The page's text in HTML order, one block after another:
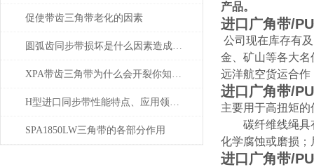
促使带齿三角带老化的因素
圆弧齿同步带损坏是什么因素造成的？
XPA带齿三角带为什么会开裂你知道吗？
H型进口同步带性能特点、应用领域和选用原则
SPA1850LW三角带的各部分作用
产品。
进口广角带/
公司现在库存有
金、矿山等各大
远洋航空货运合
进口广角带/
主要用于高扭矩
碳纤维线绳具有
化学腐蚀或磨损
进口广角带/